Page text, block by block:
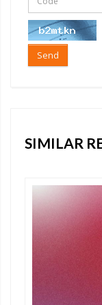
Send
SIMILAR